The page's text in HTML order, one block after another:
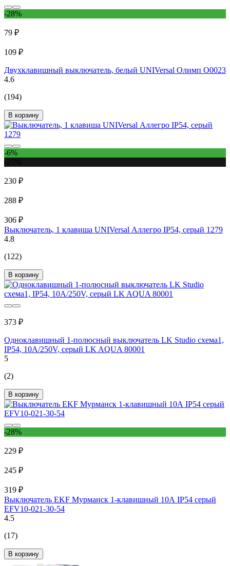
-28%
79 ₽
109 ₽
Двухклавишный выключатель, белый UNIVersal Олимп О0023
4.6
(194)
В корзину
-6%
230 ₽
288 ₽
306 ₽
Выключатель, 1 клавиша UNIVersal Аллегро IP54, серый 1279
4.8
(122)
В корзину
373 ₽
Одноклавишный 1-полюсный выключатель LK Studio схема1,
IP54, 10А/250V, серый LK AQUA 80001
5
(2)
В корзину
-28%
229 ₽
245 ₽
319 ₽
Выключатель EKF Мурманск 1-клавишный 10А IP54 серый
EFV10-021-30-54
4.5
(17)
В корзину